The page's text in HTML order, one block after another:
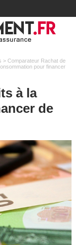
> Comparateur Rachat de
pour financer
à la
de